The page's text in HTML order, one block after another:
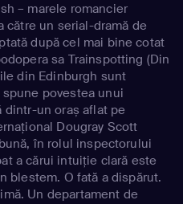
– marele romancier
către un serial-dramă de
după cel mai bine cotat
sa Trainspotting (Din
din Edinburgh sunt
povestea unui
un oraș aflat pe
Dougray Scott
în rolul inspectorului
a cărui intuiție clară este
blestem. O fată a dispărut.
Un departament de